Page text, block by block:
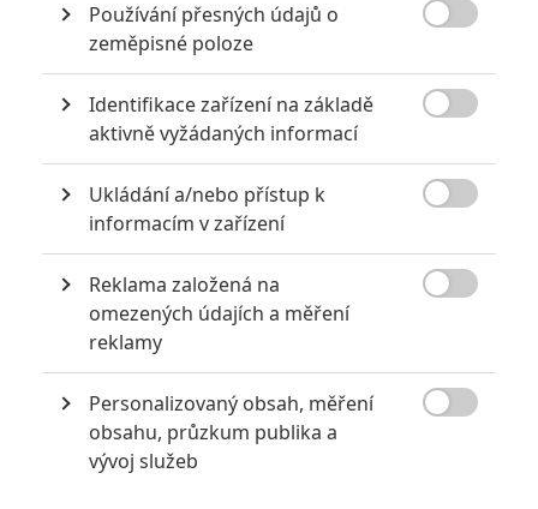
8 Recenze: Občanská válka
6
Recenze: Godzilla x Kong: Nové
impérium
8 Recenze: Opičí muž
POSLEDNÍ KOMENTOVANÉ
3ČLÁNEK | 01.08.2026 16:40
Marvel nečekaně zrušil již schválené pokračování
Používání přesných údajů o
zeměpisné poloze
Identifikace zařízení na základě
aktivně vyžádaných informací
Ukládání a/nebo přístup k
informacím v zařízení
Reklama založená na
omezených údajích a měření
reklamy
Personalizovaný obsah, měření
obsahu, průzkum publika a
vývoj služeb